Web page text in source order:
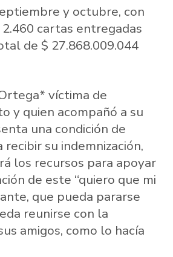
y octubre, con
cartas entregadas
de $ 27.868.009.044
víctima de
y quien acompañó a su
una condición de
recibir su indemnización,
los recursos para apoyar
de este “quiero que mi
que pueda pararse
reunirse con la
amigos, como lo hacía